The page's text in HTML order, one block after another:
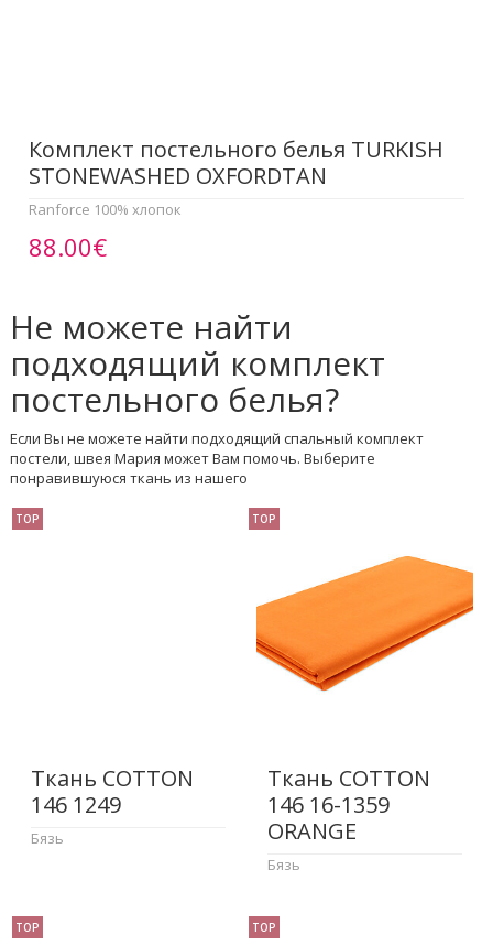
Комплект постельного белья TURKISH
STONEWASHED OXFORDTAN
Ranforce 100% хлопок
88.00€
Не можете найти
подходящий комплект
постельного белья?
Если Вы не можете найти подходящий спальный комплект
постели, швея Мария может Вам помочь. Выберите
понравившуюся ткань из нашего
TOP
Ткань COTTON
146 1249
Бязь
TOP
Ткань COTTON
146 16-1359
ORANGE
Бязь
TOP TOP